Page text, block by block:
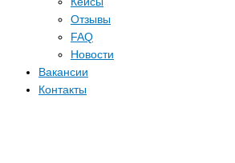
Отзывы
FAQ
Новости
Вакансии
Контакты